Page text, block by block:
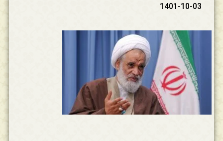
1401-10-03